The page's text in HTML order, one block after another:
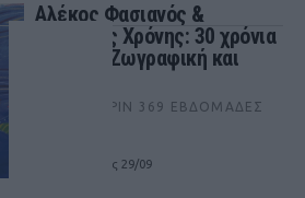
Αλέκος Φασιανός &
Βαγγέλης Χρόνης: 30 χρόνια
φιλίας ‑ Ζωγραφική και
ΠΡΙΝ 369 ΕΒΔΟΜΆΔΕΣ
από 27/05 έως 29/09